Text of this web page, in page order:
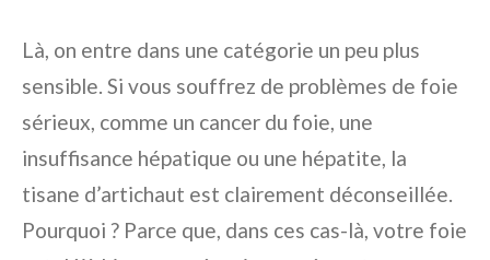
Là, on entre dans une catégorie un peu plus
sensible. Si vous souffrez de problèmes de foie
sérieux, comme un cancer du foie, une
insuffisance hépatique ou une hépatite, la
tisane d’artichaut est clairement déconseillée.
Pourquoi ? Parce que, dans ces cas-là, votre foie